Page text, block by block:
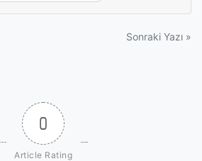
Sonraki Yazı »
0
Article Rating